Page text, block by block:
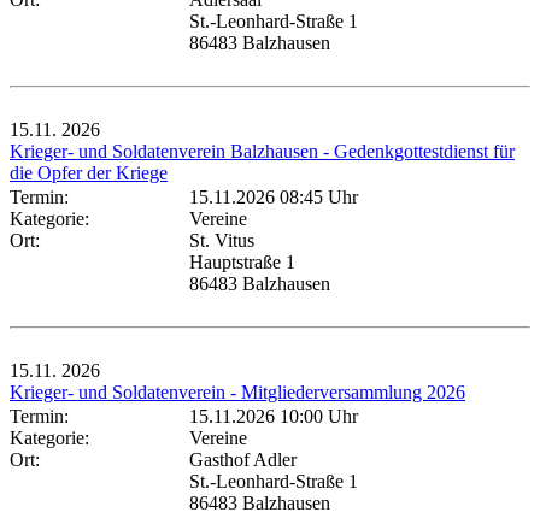
St.-Leonhard-Straße 1
86483 Balzhausen
15.11. 2026
Krieger- und Soldatenverein Balzhausen - Gedenkgottestdienst für
die Opfer der Kriege
Termin:
15.11.2026 08:45 Uhr
Kategorie:
Vereine
Ort:
St. Vitus
Hauptstraße 1
86483 Balzhausen
15.11. 2026
Krieger- und Soldatenverein - Mitgliederversammlung 2026
Termin:
15.11.2026 10:00 Uhr
Kategorie:
Vereine
Ort:
Gasthof Adler
St.-Leonhard-Straße 1
86483 Balzhausen